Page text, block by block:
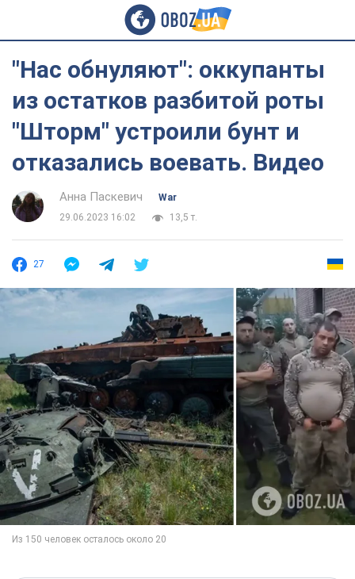
"Нас обнуляют": оккупанты
из остатков разбитой роты
"Шторм" устроили бунт и
отказались воевать. Видео
Анна Паскевич
War
29.06.2023 16:02
13,5 т.
27